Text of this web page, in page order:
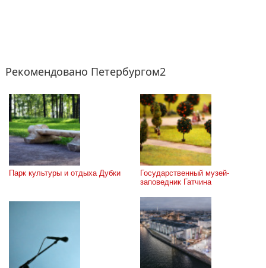
Рекомендовано Петербургом2
Парк культуры и отдыха Дубки
Государственный музей-
заповедник Гатчина